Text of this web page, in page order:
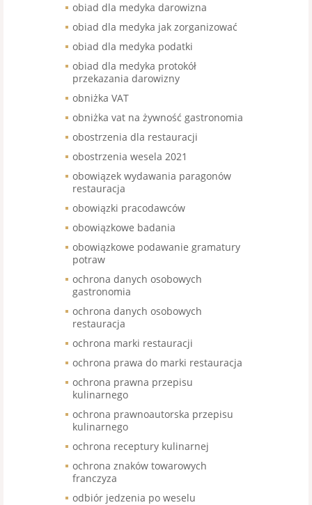
obiad dla medyka darowizna
obiad dla medyka jak zorganizować
obiad dla medyka podatki
obiad dla medyka protokół
przekazania darowizny
obniżka VAT
obniżka vat na żywność gastronomia
obostrzenia dla restauracji
obostrzenia wesela 2021
obowiązek wydawania paragonów
restauracja
obowiązki pracodawców
obowiązkowe badania
obowiązkowe podawanie gramatury
potraw
ochrona danych osobowych
gastronomia
ochrona danych osobowych
restauracja
ochrona marki restauracji
ochrona prawa do marki restauracja
ochrona prawna przepisu
kulinarnego
ochrona prawnoautorska przepisu
kulinarnego
ochrona receptury kulinarnej
ochrona znaków towarowych
franczyza
odbiór jedzenia po weselu